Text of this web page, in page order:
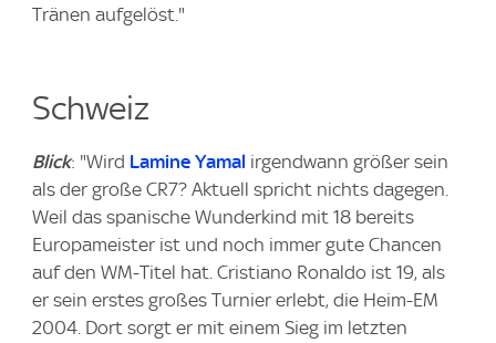
Tränen aufgelöst."
Schweiz
Blick: "Wird Lamine Yamal irgendwann größer sein
als der große CR7? Aktuell spricht nichts dagegen.
Weil das spanische Wunderkind mit 18 bereits
Europameister ist und noch immer gute Chancen
auf den WM-Titel hat. Cristiano Ronaldo ist 19, als
er sein erstes großes Turnier erlebt, die Heim-EM
2004. Dort sorgt er mit einem Sieg im letzten